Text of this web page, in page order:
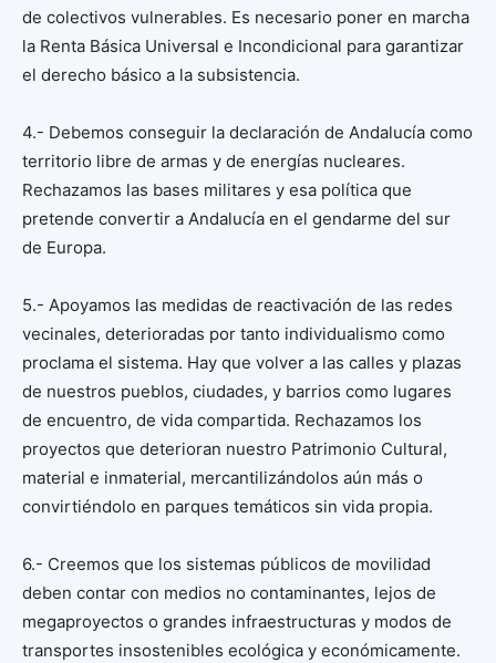
de colectivos vulnerables. Es necesario poner en marcha
la Renta Básica Universal e Incondicional para garantizar
el derecho básico a la subsistencia.
4.- Debemos conseguir la declaración de Andalucía como
territorio libre de armas y de energías nucleares.
Rechazamos las bases militares y esa política que
pretende convertir a Andalucía en el gendarme del sur
de Europa.
5.- Apoyamos las medidas de reactivación de las redes
vecinales, deterioradas por tanto individualismo como
proclama el sistema. Hay que volver a las calles y plazas
de nuestros pueblos, ciudades, y barrios como lugares
de encuentro, de vida compartida. Rechazamos los
proyectos que deterioran nuestro Patrimonio Cultural,
material e inmaterial, mercantilizándolos aún más o
convirtiéndolo en parques temáticos sin vida propia.
6.- Creemos que los sistemas públicos de movilidad
deben contar con medios no contaminantes, lejos de
megaproyectos o grandes infraestructuras y modos de
transportes insostenibles ecológica y económicamente.